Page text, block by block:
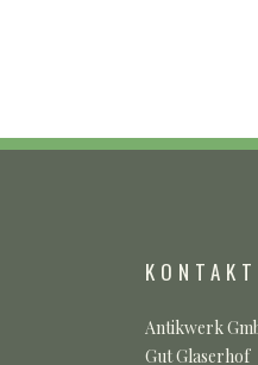
KONTAKT
Antikwerk
Gut Glaserhof